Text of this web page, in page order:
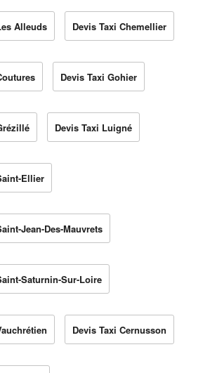
Alleuds Devis Taxi Chemellier
Devis Taxi Gohier
Devis Taxi Luigné
Ellier
Jean-Des-Mauvrets
Saturnin-Sur-Loire
Devis Taxi Cernusson